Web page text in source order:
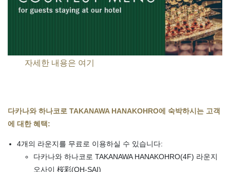
자세한 내용은 여기
다카나와 하나코로 TAKANAWA HANAKOHRO에 숙박하시는 고객
에 대한 혜택:
4개의 라운지를 무료로 이용하실 수 있습니다:
다카나와 하나코로 TAKANAWA HANAKOHRO(4F) 라운지
오사이 桜彩(OH-SAI)